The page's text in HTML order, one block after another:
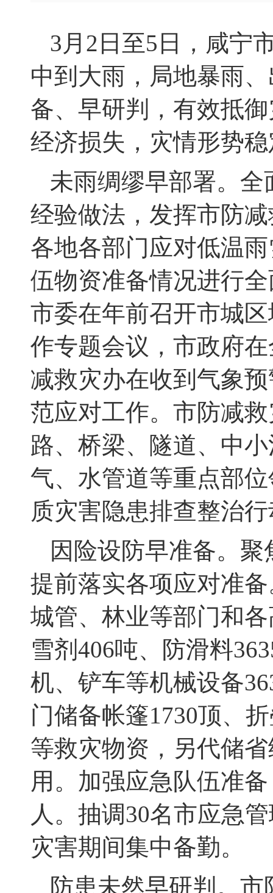
3 月 2 日至5 日，咸宁
中到大雨，局地暴雨
备、早研判，有效抵
经济损失， 灾情形势
未雨绸缪早部署。 全
经验做法，发挥市防
各地各部门应对低温
伍物资准备情况进行
市委在年前召开市城
作专题会议， 市政府在
减救灾办在收到气象
范应对工作。市防减
路、桥梁、隧道、中
气、水管道等重点部
质灾害隐患排查整治
因险设防早准备。 聚
提前落实各项应对准
城管、林业等部门和
雪剂 406吨、防滑料
机、铲车等机械设备
门储备帐篷1730顶、
等救灾物资，另代储
用。 加强应急队伍准备
人。抽调30名市应急
灾害期间集中备勤。
防患未然早研判。 市